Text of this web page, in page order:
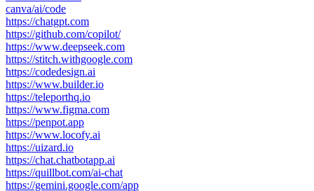
canva/ai/code
https://chatgpt.com
https://github.com/copilot/
https://www.deepseek.com
https://stitch.withgoogle.com
https://codedesign.ai
https://www.builder.io
https://teleporthq.io
https://www.figma.com
https://penpot.app
https://www.locofy.ai
https://uizard.io
https://chat.chatbotapp.ai
https://quillbot.com/ai-chat
https://gemini.google.com/app